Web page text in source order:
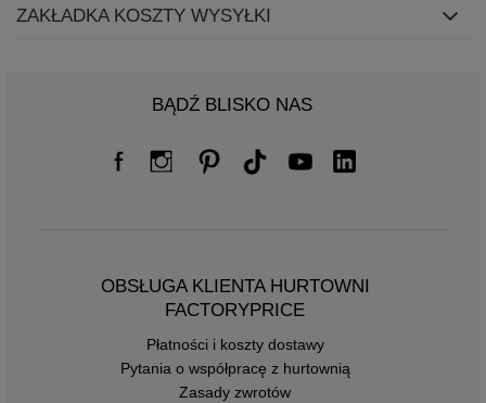
ZAKŁADKA KOSZTY WYSYŁKI
BĄDŹ BLISKO NAS
OBSŁUGA KLIENTA HURTOWNI
FACTORYPRICE
Płatności i koszty dostawy
Pytania o współpracę z hurtownią
Zasady zwrotów